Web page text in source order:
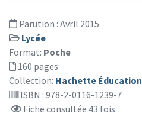
Parution : Avril 2015
Lycée
Format: Poche
160 pages
Collection: Hachette Éducation
ISBN : 978-2-0116-1239-7
Fiche consultée 43 fois